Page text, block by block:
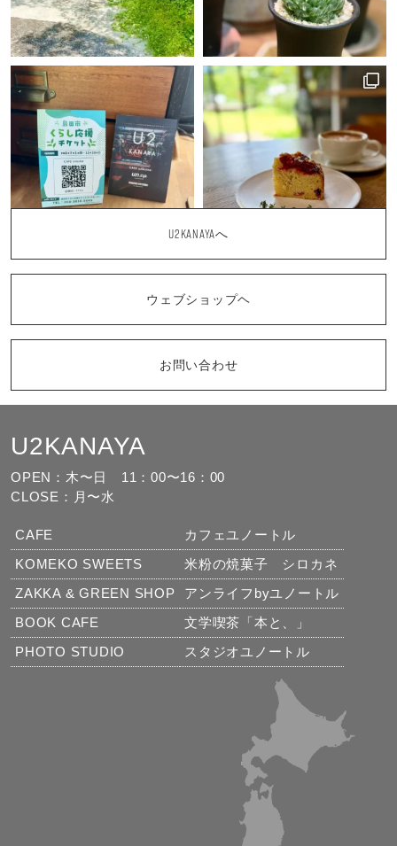
もっと見る フォローする
U2KANAYAへ
ウェブショップヘ
お問い合わせ
U2KANAYA
OPEN：木〜日 11：00〜16：00
CLOSE：月〜水
CAFE
カフェユノートル
KOMEKO SWEETS
米粉の焼菓子 シロカネ
ZAKKA & GREEN SHOP
アンライフbyユノートル
BOOK CAFE
文学喫茶「本と、」
PHOTO STUDIO
スタジオユノートル